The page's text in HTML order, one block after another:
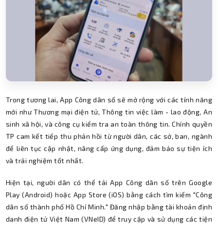
Trong tương lai, App Công dân số sẽ mở rộng với các tính năng
mới như Thương mại điện tử, Thông tin việc làm - lao động, An
sinh xã hội, và công cụ kiểm tra an toàn thông tin. Chính quyền
TP cam kết tiếp thu phản hồi từ người dân, các sở, ban, ngành
để liên tục cập nhật, nâng cấp ứng dụng, đảm bảo sự tiện ích
và trải nghiệm tốt nhất.
Hiện tại, người dân có thể tải App Công dân số trên Google
Play (Android) hoặc App Store (iOS) bằng cách tìm kiếm "Công
dân số thành phố Hồ Chí Minh." Đăng nhập bằng tài khoản định
danh điện tử Việt Nam (VNeID) để truy cập và sử dụng các tiện